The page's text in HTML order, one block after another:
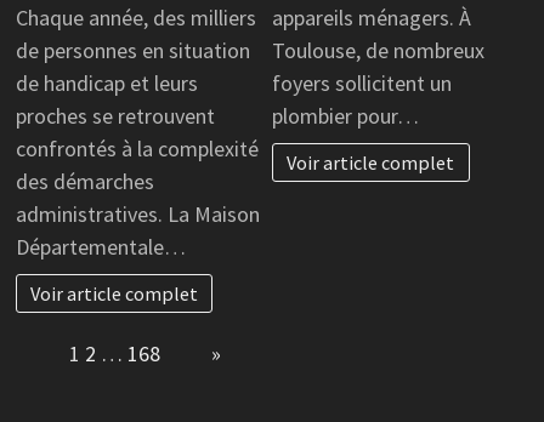
Chaque année, des milliers
de personnes en situation
de handicap et leurs
proches se retrouvent
confrontés à la complexité
des démarches
administratives. La Maison
Départementale…
Voir article complet
appareils ménagers. À
Toulouse, de nombreux
foyers sollicitent un
plombier pour…
Voir article complet
1 2 … 168 »